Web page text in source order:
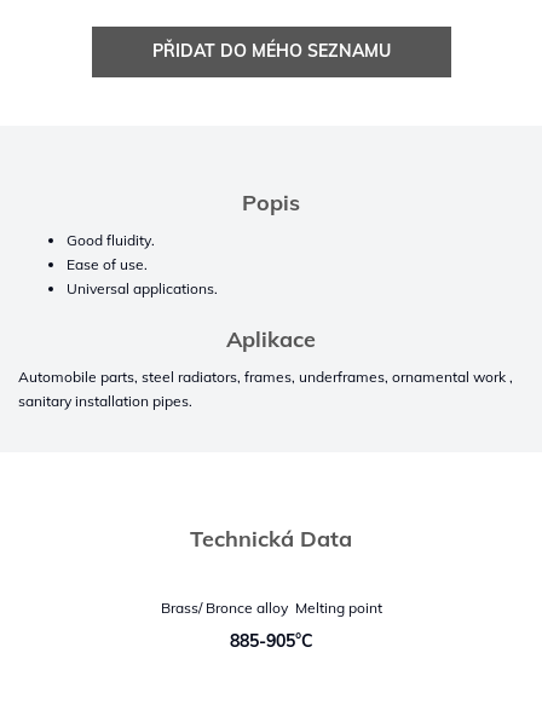
PŘIDAT DO MÉHO SEZNAMU
Popis
Good fluidity.
Ease of use.
Universal applications.
Aplikace
Automobile parts, steel radiators, frames, underframes, ornamental work ,
sanitary installation pipes.
Technická Data
Brass/ Bronce alloy  Melting point
885-905°C